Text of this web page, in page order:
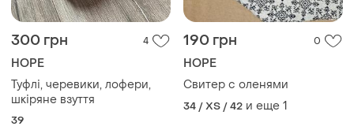
300 грн 4
HOPE
Туфлі, черевики, лофери,
шкіряне взуття
39
190 грн 0
HOPE
Свитер с оленями
34 / XS / 42 и еще 1